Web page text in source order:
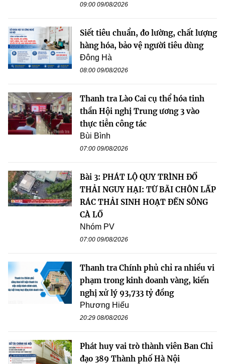
09:00 09/08/2026
Siết tiêu chuẩn, đo lường, chất lượng
hàng hóa, bảo vệ người tiêu dùng
Đông Hà
08:00 09/08/2026
Thanh tra Lào Cai cụ thể hóa tinh
thần Hội nghị Trung ương 3 vào
thực tiễn công tác
Bùi Bình
07:00 09/08/2026
Bài 3: PHÁT LỘ QUY TRÌNH ĐỔ
THẢI NGUY HẠI: TỪ BÃI CHÔN LẤP
RÁC THẢI SINH HOẠT ĐẾN SÔNG
CÀ LỒ
Nhóm PV
07:00 09/08/2026
Thanh tra Chính phủ chỉ ra nhiều vi
phạm trong kinh doanh vàng, kiến
nghị xử lý 93,733 tỷ đồng
Phương Hiếu
20:29 08/08/2026
Phát huy vai trò thành viên Ban Chỉ
đạo 389 Thành phố Hà Nội